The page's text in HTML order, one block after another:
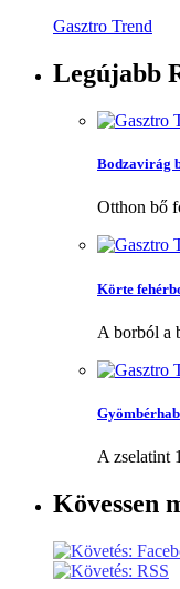
Gasztro Trend
Legújabb
Bodzavirág
Otthon bő
Körte
A borból a
Gyömbérhab
A zselatint
Kövessen